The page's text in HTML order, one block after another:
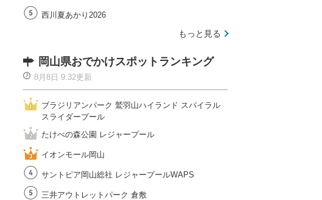
西川夏あかり2026
もっと見る
岡山県おでかけスポットランキング
8月8日 9:32更新
ブラジリアンパーク 鷲羽山ハイランド スパイラル
スライダープール
たけべの森公園 レジャープール
イオンモール岡山
サントピア岡山総社 レジャープールWAPS
三井アウトレットパーク 倉敷